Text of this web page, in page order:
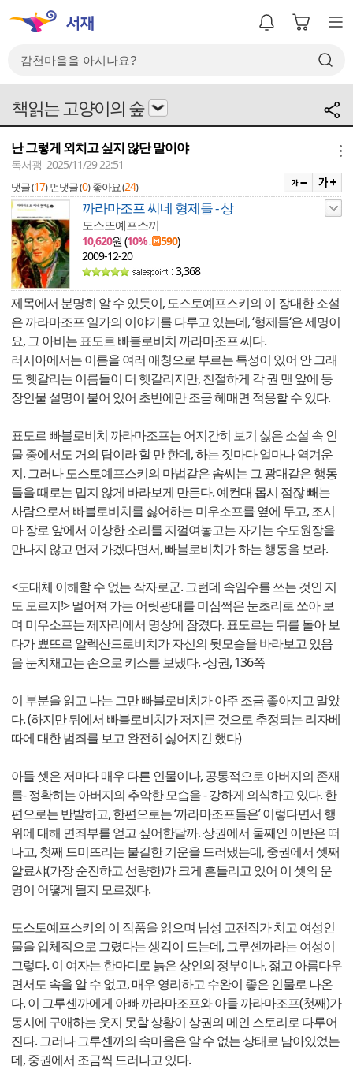
책읽는 고양이의 숲
난 그렇게 외치고 싶지 않단 말이야
독서괭 2025/11/29 22:51
댓글 (17) 먼댓글 (0) 좋아요 (24)
까라마조프 씨네 형제들 - 상
도스또예프스끼
10,620원 (10%↓ 590)
2009-12-20
: 3,368
제목에서 분명히 알 수 있듯이, 도스토예프스키의 이 장대한 소설
은 까라마조프 일가의 이야기를 다루고 있는데, ‘형제들‘은 세명이
요, 그 아비는 표도르 빠블로비치 까라마조프 씨다.
러시아에서는 이름을 여러 애칭으로 부르는 특성이 있어 안 그래
도 헷갈리는 이름들이 더 헷갈리지만, 친절하게 각 권 맨 앞에 등
장인물 설명이 붙어 있어 초반에만 조금 헤매면 적응할 수 있다.
표도르 빠블로비치 까라마조프는 어지간히 보기 싫은 소설 속 인
물 중에서도 거의 탑이라 할 만 한데, 하는 짓마다 얼마나 역겨운
지. 그러나 도스토예프스키의 마법같은 솜씨는 그 광대같은 행동
들을 때로는 밉지 않게 바라보게 만든다. 예컨대 몹시 점잖 빼는
사람으로서 빠블로비치를 싫어하는 미우소프를 옆에 두고, 조시
마 장로 앞에서 이상한 소리를 지껄여놓고는 자기는 수도원장을
만나지 않고 먼저 가겠다면서, 빠블로비치가 하는 행동을 보라.
<도대체 이해할 수 없는 작자로군. 그런데 속임수를 쓰는 것인 지
도 모르지!> 멀어져 가는 어릿광대를 미심쩍은 눈초리로 쏘아 보
며 미우소프는 제자리에서 명상에 잠겼다. 표도르는 뒤를 돌아 보
다가 뾰뜨르 알렉산드로비치가 자신의 뒷모습을 바라보고 있음
을 눈치채고는 손으로 키스를 보냈다. -상권, 136쪽
이 부분을 읽고 나는 그만 빠블로비치가 아주 조금 좋아지고 말았
다. (하지만 뒤에서 빠블로비치가 저지른 것으로 추정되는 리자베
따에 대한 범죄를 보고 완전히 싫어지긴 했다)
아들 셋은 저마다 매우 다른 인물이나, 공통적으로 아버지의 존재
를- 정확히는 아버지의 추악한 모습을 - 강하게 의식하고 있다. 한
편으로는 반발하고, 한편으로는 ‘까라마조프들은’ 이렇다면서 행
위에 대해 면죄부를 얻고 싶어한달까. 상권에서 둘째인 이반은 떠
나고, 첫째 드미뜨리는 불길한 기운을 드러냈는데, 중권에서 셋째
알료샤(가장 순진하고 선량한)가 크게 흔들리고 있어 이 셋의 운
명이 어떻게 될지 모르겠다.
도스토예프스키의 이 작품을 읽으며 남성 고전작가 치고 여성인
물을 입체적으로 그렸다는 생각이 드는데, 그루셴까라는 여성이
그렇다. 이 여자는 한마디로 늙은 상인의 정부이나, 젊고 아름다우
면서도 속을 알 수 없고, 매우 영리하고 수완이 좋은 인물로 나온
다. 이 그루셴까에게 아빠 까라마조프와 아들 까라마조프(첫째)가
동시에 구애하는 웃지 못할 상황이 상권의 메인 스토리로 다루어
진다. 그러나 그루셴까의 속마음은 알 수 없는 상태로 남아있었는
데, 중권에서 조금씩 드러나고 있다.